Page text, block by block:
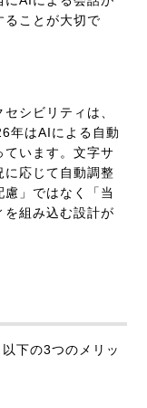
ることが大切で
シビリティは、
年はAIによる自動
ています。文字サ
に応じて自動調整
」ではなく「当
を組み込む設計が
下の3つのメリッ